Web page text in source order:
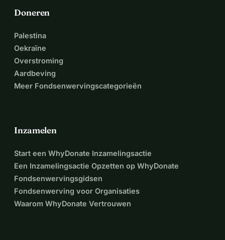
Doneren
Palestina
Oekraïne
Overstroming
Aardbeving
Meer Fondsenwervingscategorieën
Inzamelen
Start een WhyDonate Inzamelingsactie
Een Inzamelingsactie Opzetten op WhyDonate
Fondsenwervingsgidsen
Fondsenwerving voor Organisaties
Waarom WhyDonate Vertrouwen